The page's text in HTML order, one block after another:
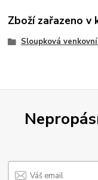
Zboží zařazeno v
Sloupková